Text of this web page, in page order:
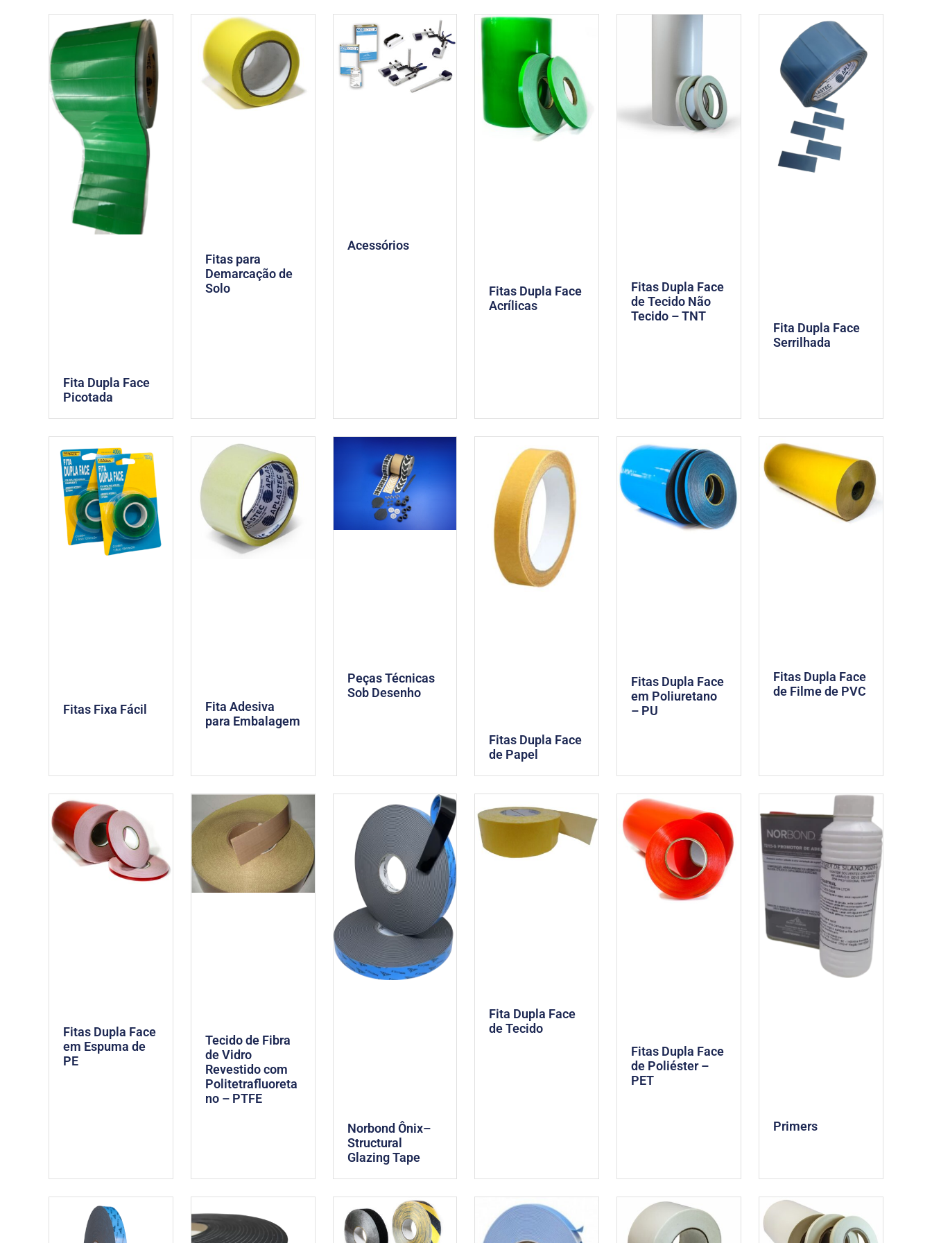
Fita Dupla Face
Picotada
Fitas para
Demarcação de
Solo
Acessórios
Fitas Dupla Face
Acrílicas
Fitas Dupla Face
de Tecido Não
Tecido – TNT
Fita Dupla Face
Serrilhada
Fitas Fixa Fácil
Fita Adesiva
para Embalagem
Peças Técnicas
Sob Desenho
Fitas Dupla Face
de Papel
Fitas Dupla Face
em Poliuretano
– PU
Fitas Dupla Face
de Filme de PVC
Fitas Dupla Face
em Espuma de
PE
Tecido de Fibra
de Vidro
Revestido com
Politetrafluoreta
no – PTFE
Norbond Ônix–
Structural
Glazing Tape
Fita Dupla Face
de Tecido
Fitas Dupla Face
de Poliéster –
PET
Primers